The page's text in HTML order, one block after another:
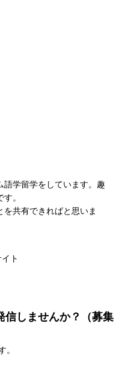
学留学をしています。趣
。
共有できればと思いま
ト
信しませんか？（募集